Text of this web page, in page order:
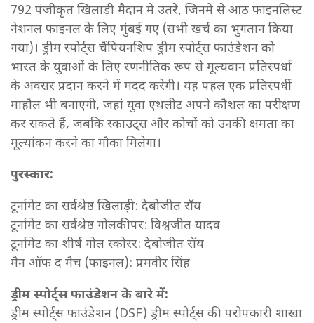
792 पंजीकृत खिलाड़ी मैदान में उतरे, जिनमें से आठ फाइनलिस्ट
नेशनल फाइनल के लिए मुंबई गए (सभी खर्च का भुगतान किया
गया)। ड्रीम स्पोर्ट्स चैंपियनशिप ड्रीम स्पोर्ट्स फाउंडेशन को
भारत के युवाओं के लिए रणनीतिक रूप से मूल्यवान प्रतिस्पर्धा
के अवसर प्रदान करने में मदद करेगी। यह पहल एक प्रतिस्पर्धी
माहौल भी बनाएगी, जहां युवा एथलीट अपने कौशल का परीक्षण
कर सकते हैं, जबकि स्काउट्स और कोचों को उनकी क्षमता का
मूल्यांकन करने का मौका मिलेगा।
पुरस्कार:
टूर्नामेंट का सर्वश्रेष्ठ खिलाड़ी: देबोजीत रॉय
टूर्नामेंट का सर्वश्रेष्ठ गोलकीपर: विश्वजीत यादव
टूर्नामेंट का शीर्ष गोल स्कोरर: देबोजीत रॉय
मैन ऑफ द मैच (फाइनल): प्रमवीर सिंह
ड्रीम स्पोर्ट्स फाउंडेशन के बारे में:
ड्रीम स्पोर्ट्स फाउंडेशन (DSF) ड्रीम स्पोर्ट्स की परोपकारी शाखा